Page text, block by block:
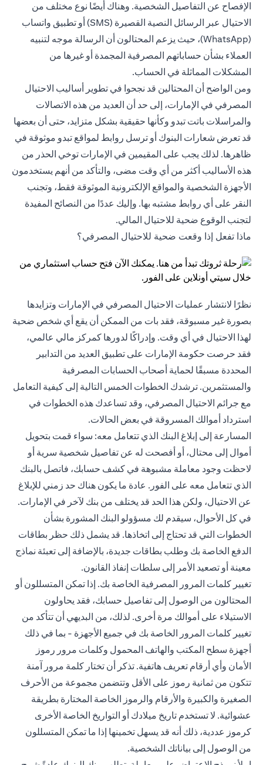
الإفصاح عن التفاصيل الشخصية. وهناك أيضًا نوع مختلف من
الاحتيال عبر الرسائل النصية القصيرة (SMS) أو تطبيق واتساب
(WhatsApp)، حيث يزعم المحتالون أن الرسالة موجه لتنبيه
العملاء بشأن حساباتهم المصرفية المجمدة أو غيرها من
المشكلات المماثلة في الحساب.
ومن الواضح أن المحتالين قد نجحوا في تطوير أساليب الاحتيال
المصرفي في الإمارات، إلى حد أن العديد من هذه الاتصالات
والمراسلات باتت تبدو وكأنها حقيقية بشكل متزايد، حتى أن بعضها
قد تعرض شعارات البنوك أو ترسل روابط لمواقع تبدو موثوقة في
ظاهرها. لذلك يجب على المقيمين في الإمارات توخي الحذر من
هذه الأساليب أكثر من أي وقت مضى، والتأكد من أنهم يستخدمون
الأجهزة الشخصية والمواقع الإلكترونية الموثوقة فقط، وتجنب
النقر على أي روابط مشتبه بها. وإليك عددًا من النصائح المفيدة
لتجنب الوقوع ضحية للاحتيال المالي.
ماذا تفعل إذا وقعت ضحية للاحتيال المصرفي؟
نظرًا لانتشار عمليات الاحتيال المصرفي في الإمارات وتزايدها
بصورة غير مسبوقة، فقد بات من الممكن أن يقع أي شخص ضحية
لهذا الاحتيال في أي وقت. وإدراكًا لدورها كمركز مالي عالمي،
فقد حرصت حكومة الإمارات على تطبيق العديد من التدابير
المحددة مسبقًا لحماية أصحاب الحسابات المصرفية
والمستثمرين. ترشدك الخطوات الخمس التالية إلى كيفية التعامل
مع جرائم الاحتيال المصرفي، وقد تساعدك هذه الخطوات في
استرداد أموالك المسروقة في بعض الحالات.
المسارعة إلى إبلاغ البنك الذي تتعامل معه: سواء قمت بتحويل
أموال إلى محتال، أو أفصحت له عن تفاصيل شخصية سرية أو
لاحظت وجود معاملة مشبوهة في كشف حسابك، فاتصل بالبنك
الذي تتعامل معه على الفور. عادة ما يكون هناك حد زمني للإبلاغ
عن الاحتيال، ولكن هذا الحد قد يختلف من بنك لآخر في الإمارات.
في كل الأحوال، سيقدم لك مسؤولو البنك المشورة بشأن
الخطوات التي قد تحتاج إلى اتخاذها. قد يشمل ذلك حظر بطاقات
الدفع الخاصة بك وطلب بطاقات جديدة، بالإضافة إلى تعبئة نماذج
معينة أو تصعيد الأمر إلى سلطات إنفاذ القانون.
تغيير كلمات المرور المصرفية الخاصة بك. إذا تمكن المتسللون أو
المحتالون من الوصول إلى تفاصيل حسابك، فقد يحاولون
الاستيلاء على أموالك مرة أخرى. لذلك، من البديهي أن تتأكد من
تغيير كلمات المرور الخاصة بك في جميع الأجهزة - بما في ذلك
أجهزة سطح المكتب والهاتف المحمول وكلمات مرور رموز
الأمان وأي أرقام تعريف هاتفية. تذكر أن تختار كلمة مرور آمنة
تتكون من ثمانية رموز على الأقل وتتضمن مجموعة من الأحرف
الصغيرة والكبيرة والأرقام والرموز الخاصة المختارة بطريقة
عشوائية. لا تستخدم تاريخ ميلادك أو التواريخ الخاصة الأخرى
كرموز عددية، ذلك أنه قد يسهل تخمينها إذا ما تمكن المتسللون
من الوصول إلى بياناتك الشخصية.